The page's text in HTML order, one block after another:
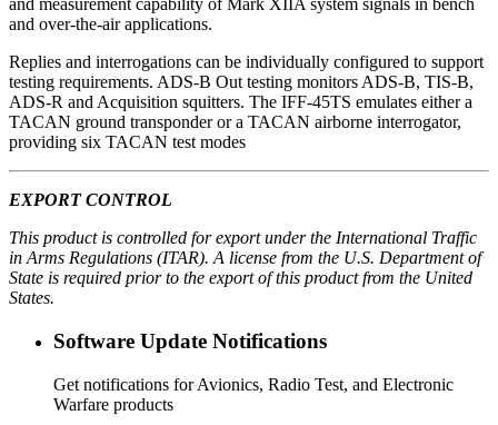
and measurement capability of Mark XIIA system signals in bench
and over-the-air applications.
Replies and interrogations can be individually configured to support
testing requirements. ADS-B Out testing monitors ADS-B, TIS-B,
ADS-R and Acquisition squitters. The IFF-45TS emulates either a
TACAN ground transponder or a TACAN airborne interrogator,
providing six TACAN test modes
EXPORT CONTROL
This product is controlled for export under the International Traffic
in Arms Regulations (ITAR). A license from the U.S. Department of
State is required prior to the export of this product from the United
States.
Software Update Notifications
Get notifications for Avionics, Radio Test, and Electronic
Warfare products